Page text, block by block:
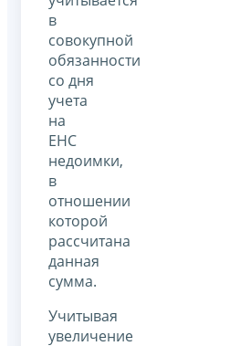
в
совокупной
обязанности
со дня
учета
на
ЕНС
недоимки,
в
отношении
которой
рассчитана
данная
сумма.
Учитывая
увеличение